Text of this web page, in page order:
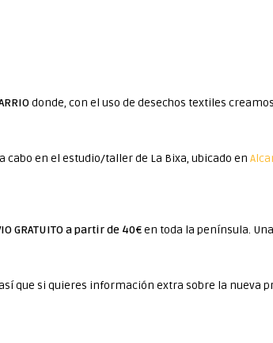
donde, con el uso de desechos textiles
cabo en el estudio/taller de La Bixa, ubicado en
GRATUITO a partir de 40€en toda la península.
que si quieres información extra sobre la nueva